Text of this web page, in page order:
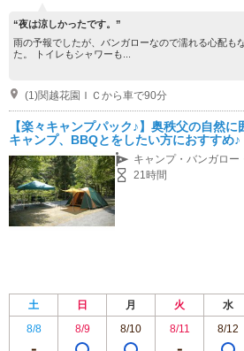
“夜は涼しかったです。”
雨の予報でしたが、バンガローなので濡れる心配も
た。 トイレもシャワーも...
(1)関越花園ＩＣから車で90分
【楽々キャンプパック♪】奥秩父の自然
キャンプ、BBQとをしたい方におすすめ♪
キャンプ・バンガロー
21時間
土 日 月 火 水
8/8
8/9 8/10 8/11 8/12